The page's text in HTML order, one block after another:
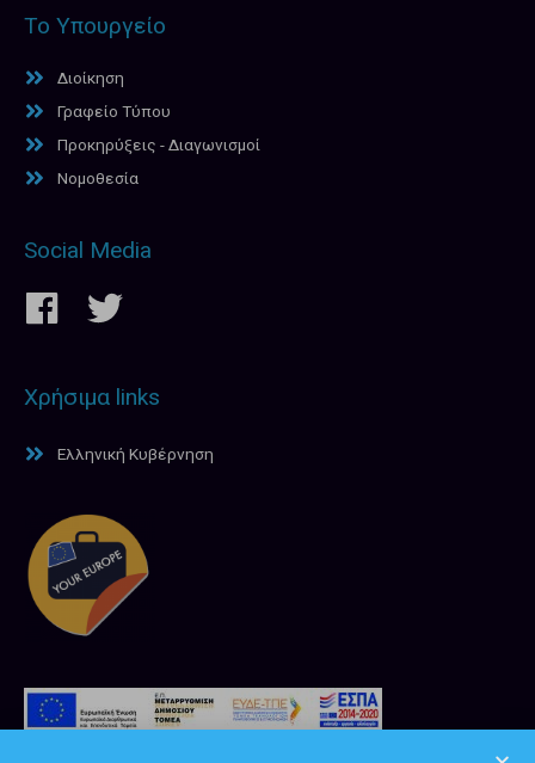
Το Υπουργείο
Διοίκηση
Γραφείο Τύπου
Προκηρύξεις - Διαγωνισμοί
Νομοθεσία
Social Media
Χρήσιμα links
Ελληνική Κυβέρνηση